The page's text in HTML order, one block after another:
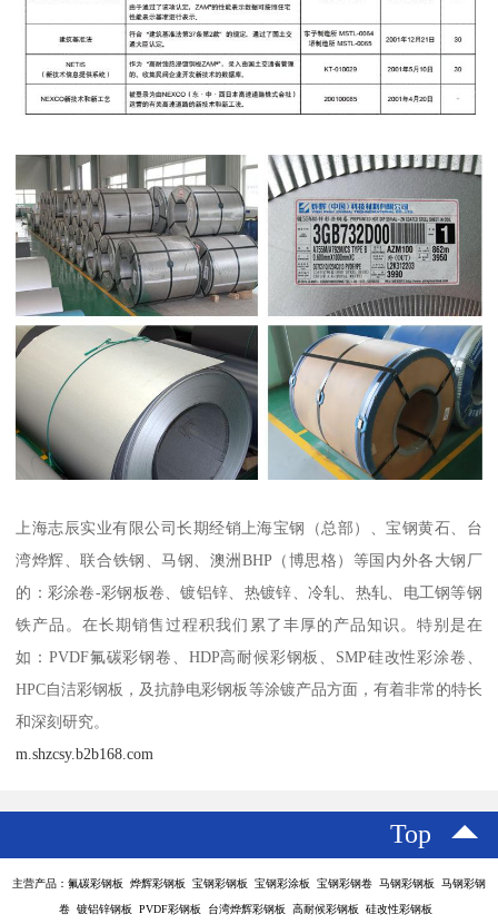
上海志辰实业有限公司长期经销上海宝钢（总部）、宝钢黄石、台
湾烨辉、联合铁钢、马钢、澳洲BHP（博思格）等国内外各大钢厂
的：彩涂卷-彩钢板卷、镀铝锌、热镀锌、冷轧、热轧、电工钢等钢
铁产品。在长期销售过程积我们累了丰厚的产品知识。特别是在
如：PVDF氟碳彩钢卷、HDP高耐候彩钢板、SMP硅改性彩涂卷、
HPC自洁彩钢板，及抗静电彩钢板等涂镀产品方面，有着非常的特长
和深刻研究。
m.shzcsy.b2b168.com
Top
主营产品：氟碳彩钢板 烨辉彩钢板 宝钢彩钢板 宝钢彩涂板 宝钢彩钢卷 马钢彩钢板 马钢彩钢
卷 镀铝锌钢板 PVDF彩钢板 台湾烨辉彩钢板 高耐候彩钢板 硅改性彩钢板